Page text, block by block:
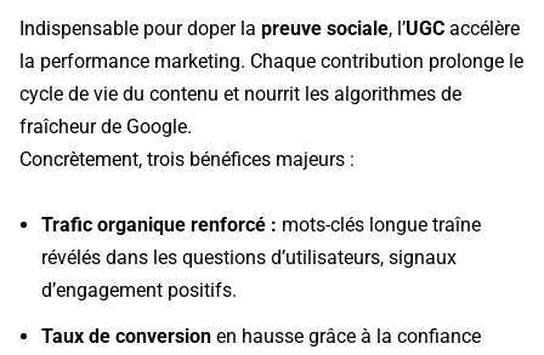
Indispensable pour doper la preuve sociale, l’UGC accélère
la performance marketing. Chaque contribution prolonge le
cycle de vie du contenu et nourrit les algorithmes de
fraîcheur de Google.
Concrètement, trois bénéfices majeurs :
Trafic organique renforcé : mots-clés longue traîne
révélés dans les questions d’utilisateurs, signaux
d’engagement positifs.
Taux de conversion en hausse grâce à la confiance